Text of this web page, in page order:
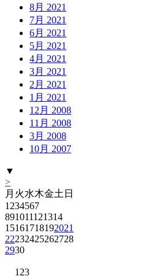
8月 2021
7月 2021
6月 2021
5月 2021
4月 2021
3月 2021
2月 2021
1月 2021
12月 2008
11月 2008
3月 2008
10月 2007
▼
>
月 火水木金土 日
1 234567
891011121314
15161718192021
22232425262728
2930
1 23